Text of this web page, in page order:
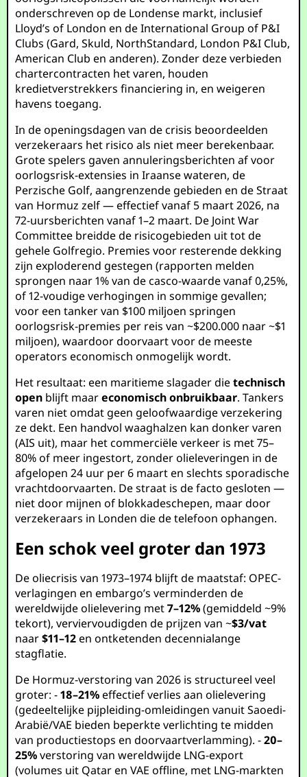
onderschreven op de Londense markt, inclusief
Lloyd’s of London en de International Group of P&I
Clubs (Gard, Skuld, NorthStandard, London P&I Club,
American Club en anderen). Zonder deze verbieden
chartercontracten het varen, houden
kredietverstrekkers financiering in, en weigeren
havens toegang.
In de openingsdagen van de crisis beoordeelden
verzekeraars het risico als niet meer berekenbaar.
Grote spelers gaven annuleringsberichten af voor
oorlogsrisk-extensies in Iraanse wateren, de
Perzische Golf, aangrenzende gebieden en de Straat
van Hormuz zelf — effectief vanaf 5 maart 2026, na
72-uursberichten vanaf 1–2 maart. De Joint War
Committee breidde de risicogebieden uit tot de
gehele Golfregio. Premies voor resterende dekking
zijn exploderend gestegen (rapporten melden
sprongen naar 1% van de casco-waarde vanaf 0,25%,
of 12-voudige verhogingen in sommige gevallen;
voor een tanker van $100 miljoen springen
oorlogsrisk-premies per reis van ~$200.000 naar ~$1
miljoen), waardoor doorvaart voor de meeste
operators economisch onmogelijk wordt.
Het resultaat: een maritieme slagader dietechnisch
open blijft maareconomisch onbruikbaar. Tankers
varen niet omdat geen geloofwaardige verzekering
ze dekt. Een handvol waaghalzen kan donker varen
(AIS uit), maar het commerciële verkeer is met 75–
80% of meer ingestort, zonder olieleveringen in de
afgelopen 24 uur per 6 maart en slechts sporadische
vrachtdoorvaarten. De straat is de facto gesloten —
niet door mijnen of blokkadeschepen, maar door
verzekeraars in Londen die de telefoon ophangen.
Een schok veel groter dan 1973
De oliecrisis van 1973–1974 blijft de maatstaf: OPEC-
verlagingen en embargo’s verminderden de
wereldwijde olielevering met7–12%(gemiddeld ~9%
tekort), verviervoudigden de prijzen van ~$3/vat
naar$11–12en ontketenden decennialange
stagflatie.
De Hormuz-verstoring van 2026 is structureel veel
groter: -18–21%effectief verlies aan olielevering
(gedeeltelijke pijpleiding-omleidingen vanuit Saoedi-
Arabië/VAE bieden beperkte verlichting te midden
van productiestops en doorvaartverlamming). -20–
25%verstoring van wereldwijde LNG-export
(volumes uit Qatar en VAE offline, met LNG-markten